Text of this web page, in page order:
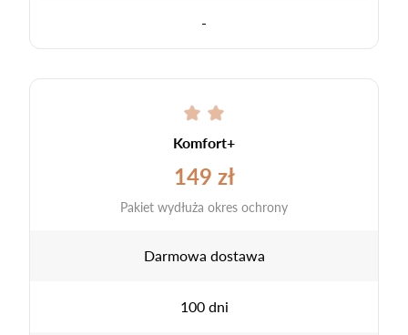
-
Komfort+
149 zł
Pakiet wydłuża okres ochrony
Darmowa dostawa
100 dni